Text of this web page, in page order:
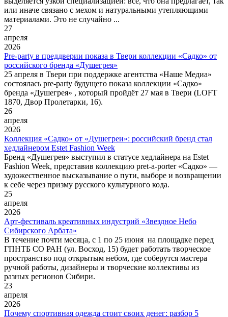
или иначе связано с мехом и натуральными утепляющими
материалами. Это не случайно ...
27
апреля
2026
Pre-party в преддверии показа в Твери коллекции «Садко» от
российского бренда «Душегрея»
25 апреля в Твери при поддержке агентства «Наше Медиа»
состоялась pre-party будущего показа коллекции «Садко»
бренда «Душегрея» , который пройдёт 27 мая в Твери (LOFT
1870, Двор Пролетарки, 16).
26
апреля
2026
Коллекция «Садко» от «Душегреи»: российский бренд стал
хедлайнером Estet Fashion Week
Бренд «Душегрея» выступил в статусе хедлайнера на Estet
Fashion Week, представив коллекцию pret-a-porter «Садко» —
художественное высказывание о пути, выборе и возвращении
к себе через призму русского культурного кода.
25
апреля
2026
Арт-фестиваль креативных индустрий «Звездное Небо
Сибирского Арбата»
В течение почти месяца, с 1 по 25 июня на площадке перед
ГПНТБ СО РАН (ул. Восход, 15) будет работать творческое
пространство под открытым небом, где соберутся мастера
ручной работы, дизайнеры и творческие коллективы из
разных регионов Сибири.
23
апреля
2026
Почему спортивная одежда стоит своих денег: разбор 5